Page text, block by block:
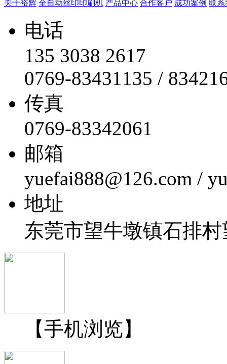
关于裕辉 全自动丝印印刷机 产品中心 合作客户 成功案例 联系
电话
135 3038 2617
0769-83431135 /
传真
0769-83342061
邮箱
yuefai888@126.com /
地址
东莞市望牛墩镇石排
【手机浏览】